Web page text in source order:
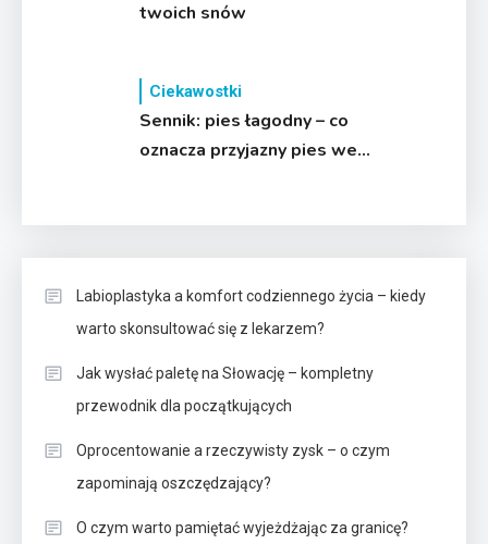
twoich snów
Ciekawostki
Sennik: pies łagodny – co
oznacza przyjazny pies we
Labioplastyka a komfort codziennego życia – kiedy
warto skonsultować się z lekarzem?
Jak wysłać paletę na Słowację – kompletny
przewodnik dla początkujących
Oprocentowanie a rzeczywisty zysk – o czym
zapominają oszczędzający?
O czym warto pamiętać wyjeżdżając za granicę?